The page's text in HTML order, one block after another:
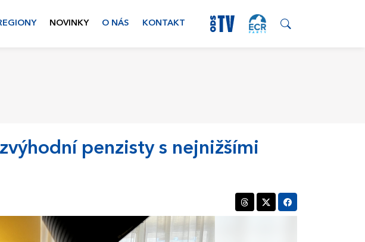
NOVINKY O NÁS KONTAKT
penzisty s nejnižšími